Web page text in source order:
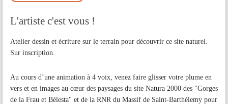
L'artiste c'est vous !
Atelier dessin et écriture sur le terrain pour découvrir ce site naturel.
Sur inscription.
Au cours d’une animation à 4 voix, venez faire glisser votre plume en
vers et en images au cœur des paysages du site Natura 2000 des "Gorges
de la Frau et Bélesta" et de la RNR du Massif de Saint-Barthélemy pour